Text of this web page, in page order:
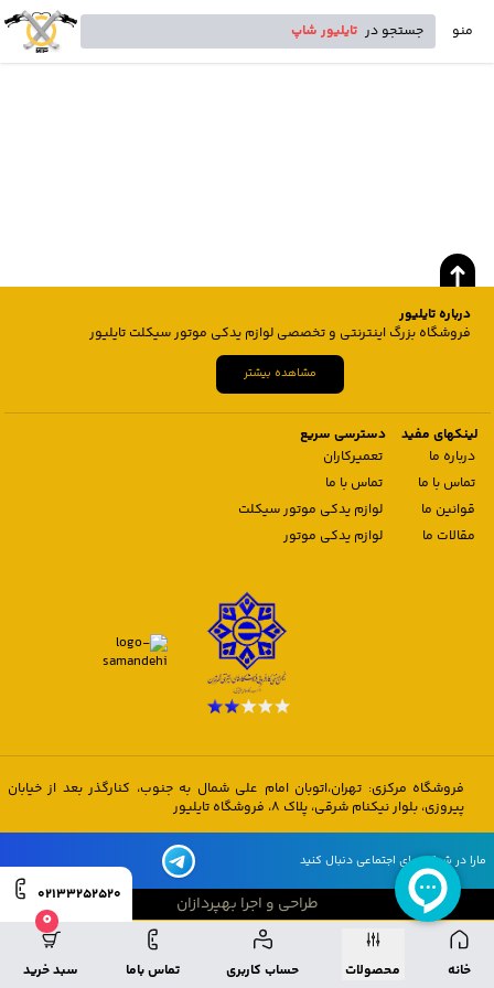
منو جستجو در تایلیور شاپ
خانه محصولات حساب کاربری تماس باما
0
سبد خرید
02133252520
درباره تایلیور
فروشگاه بزرگ اینترنتی و تخصصی لوازم یدکی موتور سیکلت تایلیور
مشاهده بیشتر
لینکهای مفید
درباره ما
تماس با ما
قوانین ما
مقالات ما
دسترسی سریع
تعمیرکاران
تماس با ما
لوازم یدکی موتور سیکلت
لوازم یدکی موتور
فروشگاه مرکزی: تهران،اتوبان امام علی شمال به جنوب، کنارگذر بعد از خیابان
پیروزی، بلوار نیکنام شرقی، پلاک 8، فروشگاه تایلیور
مارا در شبکه های اجتماعی دنبال کنید
طراحی و اجرا بهپردازان
طراحی و اجرا بهپردازان